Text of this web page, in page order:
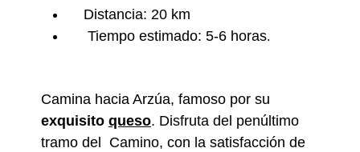
Distancia: 20 km
Tiempo estimado: 5-6 horas.
Camina hacia Arzúa, famoso por su
exquisito queso. Disfruta del penúltimo
tramo del Camino, con la satisfacción de